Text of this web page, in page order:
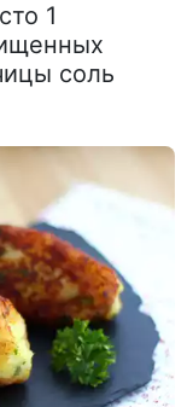
1
соль